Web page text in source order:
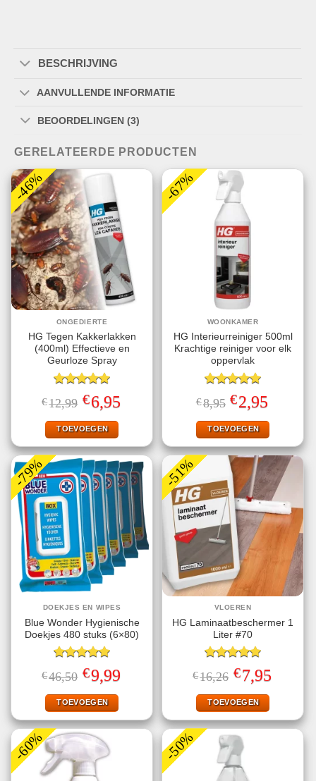
BESCHRIJVING
AANVULLENDE INFORMATIE
BEOORDELINGEN (3)
GERELATEERDE PRODUCTEN
-46%
ONGEDIERTE
HG Tegen Kakkerlakken
(400ml) Effectieve en
Geurloze Spray
Gewaardeerd
5.00uit 5
€12,99 Oorspronkelijke
prijs
was:
€12,99.
€6,95prijs
TOEVOEGEN
-67%
WOONKAMER
HG Interieurreiniger 500ml
Krachtige reiniger voor elk
oppervlak
Gewaardeerd
5.00uit 5
€8,95 Oorspronkelijke
prijs
was:
€8,95.
€2,95
is:
€2,95.
TOEVOEGEN
-79%
DOEKJES EN WIPES
Blue Wonder Hygienische
Doekjes 480 stuks (6×80)
Gewaardeerd
5.00uit 5
€46,50 Oorspronkelijke
prijs
was:
€46,50.
€9,99Huidige
prijs
TOEVOEGEN
-51%
VLOEREN
HG Laminaatbeschermer 1
Liter #70
Gewaardeerd
5.00uit 5
€16,26 Oorspronkelijke
prijs
was:
€16,26.
€7,95prijs
TOEVOEGEN
-60% -50%